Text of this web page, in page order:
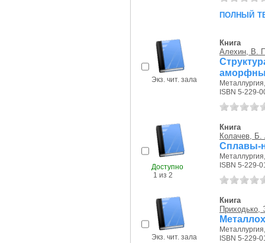
полный
Экз. чит. зала
Книга
Алехин, В.
ISBN 5-229-
Доступно
1 из 2
Книга
Колачев, Б.
Сплавы-
ISBN 5-229-
Экз. чит. зала
Книга
Приходько,
ISBN 5-229-